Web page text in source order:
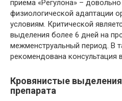
приема «Регулона» –
физиологической адаптации
условиям. Критической
выделения более 6 дней на
межменструальный период. В
рекомендована консультация
Кровянистые
препарата